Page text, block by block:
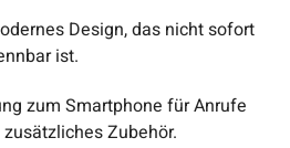
Design, das nicht sofort
ist.
zum Smartphone für Anrufe
Zubehör.